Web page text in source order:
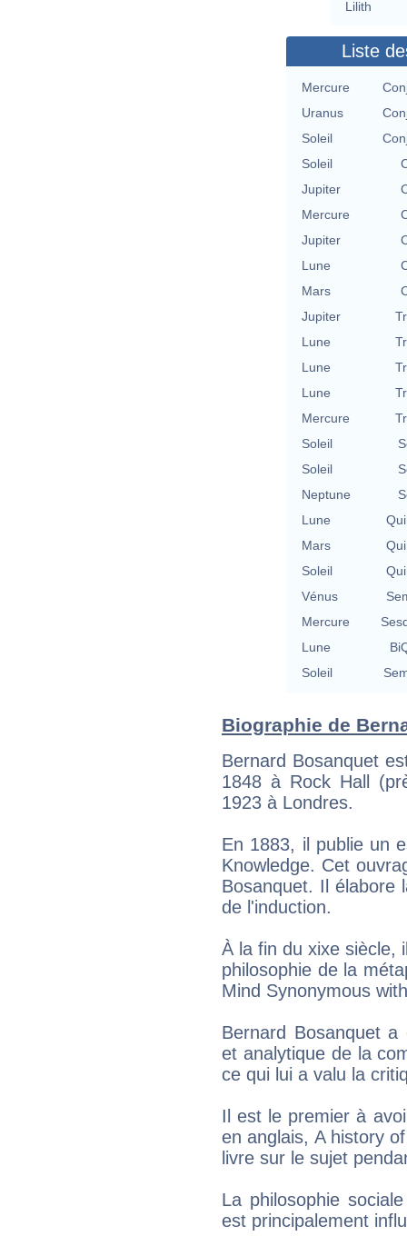
Lilith
Liste
Mercure
Uranus
Soleil
Soleil
Jupiter
Mercure
Jupiter
Lune
Mars
Jupiter
Lune
Lune
Lune
Mercure
Soleil
Soleil
Neptune
Lune
Mars
Soleil
Vénus
Mercure
Lune
Soleil
Biographie de
Bernard Bosanquet
1848 à Rock Hall
1923 à Londres.
En 1883, il publie un
Knowledge. Cet
Bosanquet. Il élabore
de l'induction.
À la fin du xixe siècle,
philosophie de la
Mind Synonymous
Bernard Bosanquet
et analytique de la
ce qui lui a valu la
Il est le premier à
en anglais, A history
livre sur le sujet
La philosophie
est principalement